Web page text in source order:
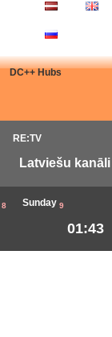
DC++ Hubs
RE:TV
Latviešu kanāli
8 Sunday 9
01:43